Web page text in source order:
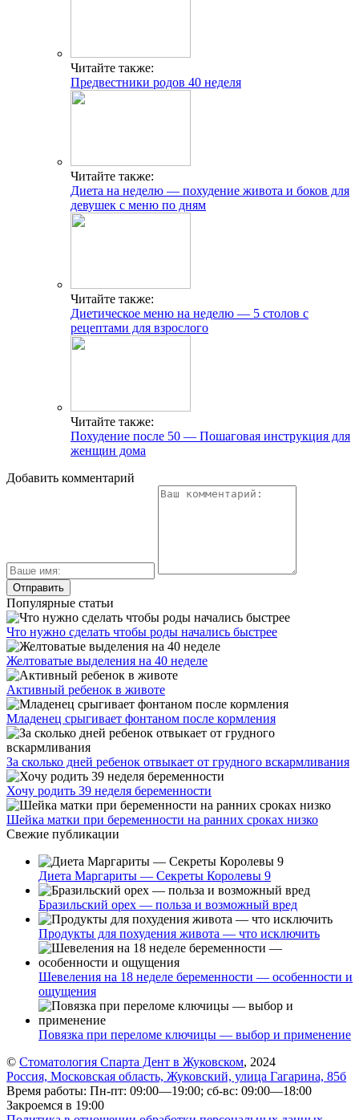
Читайте также:
Предвестники родов 40 неделя
Читайте также:
Диета на неделю — похудение живота и боков для
девушек с меню по дням
Читайте также:
Диетическое меню на неделю — 5 столов с
рецептами для взрослого
Читайте также:
Похудение после 50 — Пошаговая инструкция для
женщин дома
Добавить комментарий
Популярные статьи
Что нужно сделать чтобы роды начались быстрее
Желтоватые выделения на 40 неделе
Активный ребенок в животе
Младенец срыгивает фонтаном после кормления
За сколько дней ребенок отвыкает от грудного вскармливания
Хочу родить 39 неделя беременности
Шейка матки при беременности на ранних сроках низко
Свежие публикации
Диета Маргариты — Секреты Королевы 9
Бразильский орех — польза и возможный вред
Продукты для похудения живота — что исключить
Шевеления на 18 неделе беременности — особенности и
ощущения
Повязка при переломе ключицы — выбор и применение
© Стоматология Спарта Дент в Жуковском, 2024
Россия, Московская область, Жуковский, улица Гагарина, 85б
Время работы: Пн-пт: 09:00—19:00; сб-вс: 09:00—18:00
Закроемся в 19:00